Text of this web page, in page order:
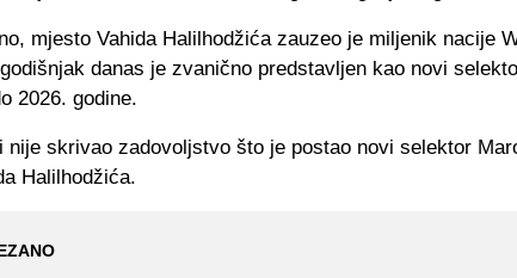
mjesto Vahida Halilhodžića zauzeo je miljenik nacije
danas je zvanično predstavljen kao novi
2026. godine.
nije skrivao zadovoljstvo što je postao novi selektor
Halilhodžića.